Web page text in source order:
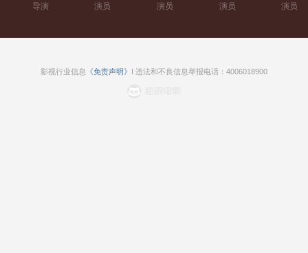
导演
演员
演员
演员
演员
影视行业信息 《免责声明》 I 违法和不良信息举报电话：4006018900